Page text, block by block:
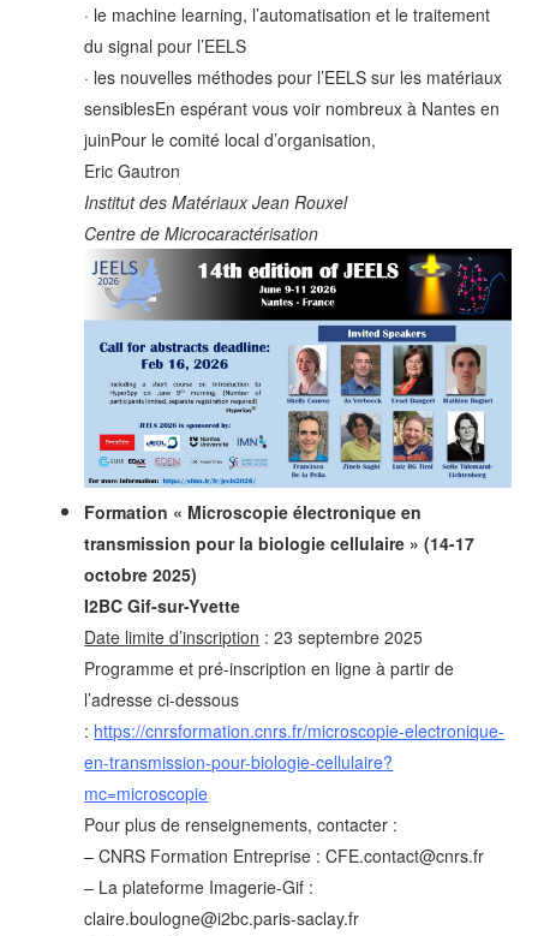
· le machine learning, l’automatisation et le traitement
du signal pour l’EELS
· les nouvelles méthodes pour l’EELS sur les matériaux
sensiblesEn espérant vous voir nombreux à Nantes en
juinPour le comité local d’organisation,
Eric Gautron
Institut des Matériaux Jean Rouxel
Centre de Microcaractérisation
Formation « Microscopie électronique en
transmission pour la biologie cellulaire » (14-17
octobre 2025)
I2BC Gif-sur-Yvette
Date limite d’inscription : 23 septembre 2025
Programme et pré-inscription en ligne à partir de
l’adresse ci-dessous
: https://cnrsformation.cnrs.fr/microscopie-electronique-
en-transmission-pour-biologie-cellulaire?
mc=microscopie
Pour plus de renseignements, contacter :
–CNRS Formation Entreprise : CFE.contact@cnrs.fr
– La plateforme Imagerie-Gif :
claire.boulogne@i2bc.paris-saclay.fr